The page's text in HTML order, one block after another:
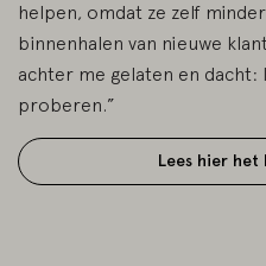
helpen, omdat ze zelf
binnenhalen van nieuwe
achter me gelaten en dacht:
proberen.”
Lees hier